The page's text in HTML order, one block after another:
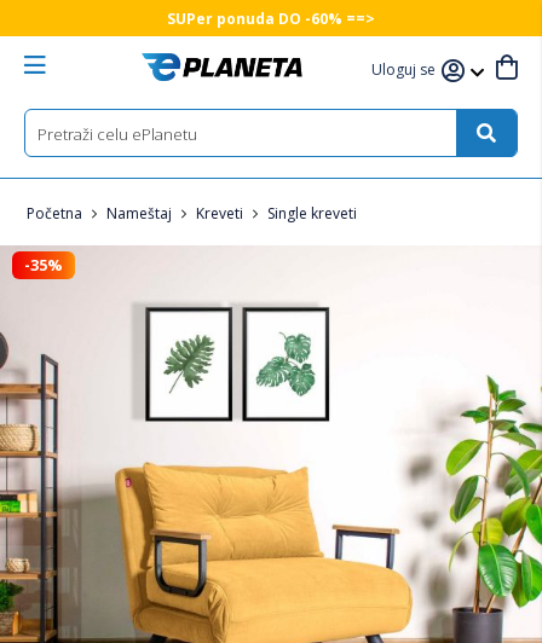
SUPer ponuda DO -60% ==>
Uloguj se
Početna Nameštaj Kreveti Single kreveti
-35%